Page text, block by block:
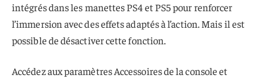
intégrés dans les manettes PS4 et PS5 pour renforcer
l’immersion avec des effets adaptés à l’action. Mais il est
possible de désactiver cette fonction.
Accédez aux paramètres Accessoires de la console et